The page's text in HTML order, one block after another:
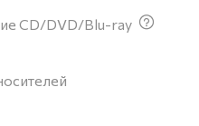
CD/DVD/Blu-ray